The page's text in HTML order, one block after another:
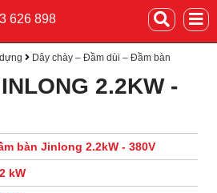
626 898
Dây chày – Đầm dùi – Đầm bàn
2.2KW -
bàn Jinlong 2.2kW - 380V
kW